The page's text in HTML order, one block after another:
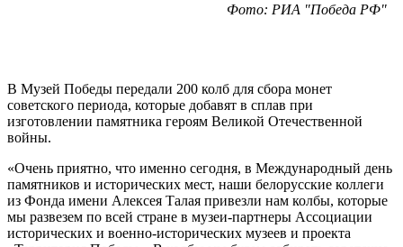
Фото: РИА "Победа РФ"
В Музей Победы передали 200 колб для сбора монет
советского периода, которые добавят в сплав при
изготовлении памятника героям Великой Отечественной
войны.
«Очень приятно, что именно сегодня, в Международный день
памятников и исторических мест, наши белорусские коллеги
из Фонда имени Алексея Талая привезли нам колбы, которые
мы развезем по всей стране в музеи-партнеры Ассоциации
исторических и военно-исторических музеев и проекта